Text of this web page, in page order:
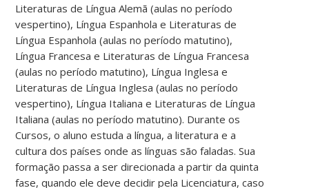
Literaturas de Língua Alemã (aulas no período
vespertino), Língua Espanhola e Literaturas de
Língua Espanhola (aulas no período matutino),
Língua Francesa e Literaturas de Língua Francesa
(aulas no período matutino), Língua Inglesa e
Literaturas de Língua Inglesa (aulas no período
vespertino), Língua Italiana e Literaturas de Língua
Italiana (aulas no período matutino). Durante os
Cursos, o aluno estuda a língua, a literatura e a
cultura dos países onde as línguas são faladas. Sua
formação passa a ser direcionada a partir da quinta
fase, quando ele deve decidir pela Licenciatura, caso